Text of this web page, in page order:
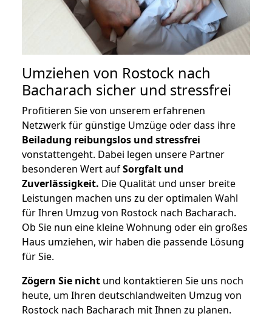
Umziehen von Rostock nach
Bacharach sicher und stressfrei
Profitieren Sie von unserem erfahrenen
Netzwerk für günstige Umzüge oder dass ihre
Beiladung reibungslos und stressfrei
vonstattengeht. Dabei legen unsere Partner
besonderen Wert aufSorgfalt und
Zuverlässigkeit. Die Qualität und unser breite
Leistungen machen uns zu der optimalen Wahl
für Ihren Umzug von Rostock nach Bacharach.
Ob Sie nun eine kleine Wohnung oder ein großes
Haus umziehen, wir haben die passende Lösung
für Sie.
Zögern Sie nicht und kontaktieren Sie uns noch
heute, um Ihren deutschlandweiten Umzug von
Rostock nach Bacharach mit Ihnen zu planen.